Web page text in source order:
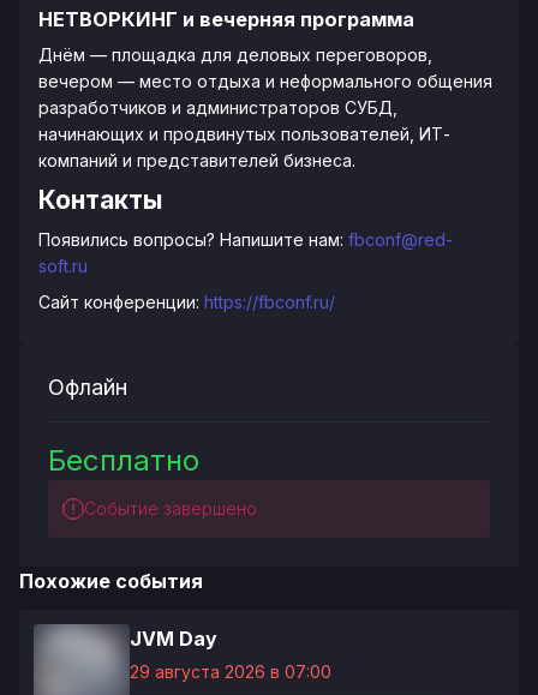
НЕТВОРКИНГ и вечерняя программа
Днём — площадка для деловых переговоров,
вечером — место отдыха и неформального общения
разработчиков и администраторов СУБД,
начинающих и продвинутых пользователей, ИТ-
компаний и представителей бизнеса.
Контакты
Появились вопросы? Напишите нам: fbconf@red-
soft.ru
Сайт конференции: https://fbconf.ru/
Офлайн
Бесплатно
Событие завершено
Похожие события
JVM Day
29 августа 2026 в 07:00